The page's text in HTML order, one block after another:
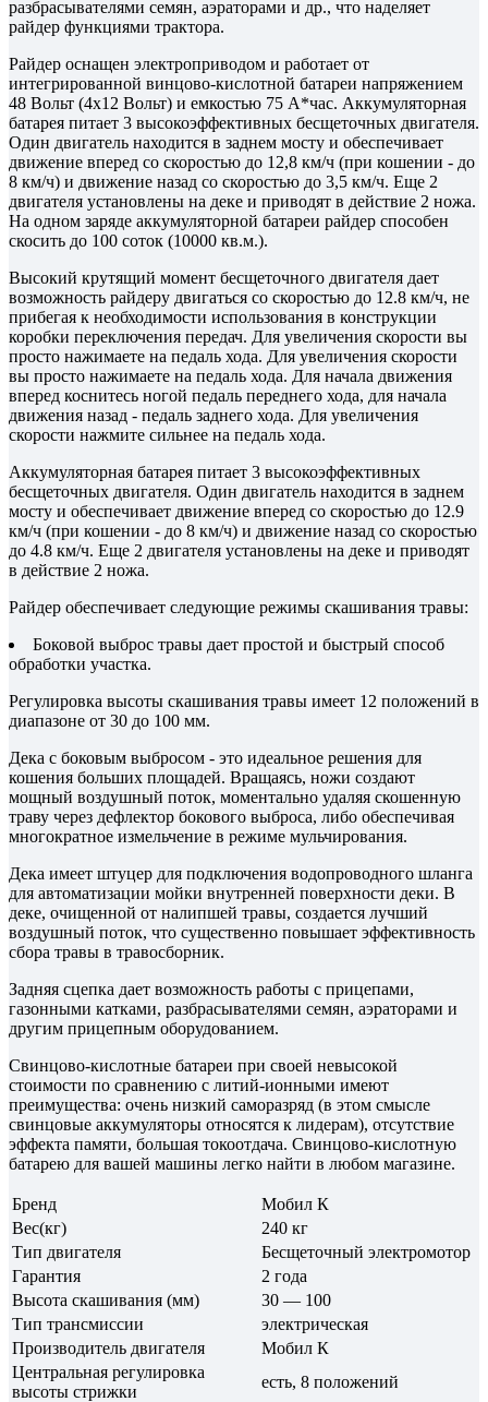
разбрасывателями семян, аэраторами и др., что наделяет
райдер функциями трактора.
Райдер оснащен электроприводом и работает от
интегрированной винцово-кислотной батареи напряжением
48 Вольт (4х12 Вольт) и емкостью 75 А*час. Аккумуляторная
батарея питает 3 высокоэффективных бесщеточных двигателя.
Один двигатель находится в заднем мосту и обеспечивает
движение вперед со скоростью до 12,8 км/ч (при кошении - до
8 км/ч) и движение назад со скоростью до 3,5 км/ч. Еще 2
двигателя установлены на деке и приводят в действие 2 ножа.
На одном заряде аккумуляторной батареи райдер способен
скосить до 100 соток (10000 кв.м.).
Высокий крутящий момент бесщеточного двигателя дает
возможность райдеру двигаться со скоростью до 12.8 км/ч, не
прибегая к необходимости использования в конструкции
коробки переключения передач. Для увеличения скорости вы
просто нажимаете на педаль хода. Для увеличения скорости
вы просто нажимаете на педаль хода. Для начала движения
вперед коснитесь ногой педаль переднего хода, для начала
движения назад - педаль заднего хода. Для увеличения
скорости нажмите сильнее на педаль хода.
Аккумуляторная батарея питает 3 высокоэффективных
бесщеточных двигателя. Один двигатель находится в заднем
мосту и обеспечивает движение вперед со скоростью до 12.9
км/ч (при кошении - до 8 км/ч) и движение назад со скоростью
до 4.8 км/ч. Еще 2 двигателя установлены на деке и приводят
в действие 2 ножа.
Райдер обеспечивает следующие режимы скашивания травы:
Боковой выброс травы дает простой и быстрый способ
обработки участка.
Регулировка высоты скашивания травы имеет 12 положений в
диапазоне от 30 до 100 мм.
Дека с боковым выбросом - это идеальное решения для
кошения больших площадей. Вращаясь, ножи создают
мощный воздушный поток, моментально удаляя скошенную
траву через дефлектор бокового выброса, либо обеспечивая
многократное измельчение в режиме мульчирования.
Дека имеет штуцер для подключения водопроводного шланга
для автоматизации мойки внутренней поверхности деки. В
деке, очищенной от налипшей травы, создается лучший
воздушный поток, что существенно повышает эффективность
сбора травы в травосборник.
Задняя сцепка дает возможность работы с прицепами,
газонными катками, разбрасывателями семян, аэраторами и
другим прицепным оборудованием.
Свинцово-кислотные батареи при своей невысокой
стоимости по сравнению с литий-ионными имеют
преимущества: очень низкий саморазряд (в этом смысле
свинцовые аккумуляторы относятся к лидерам), отсутствие
эффекта памяти, большая токоотдача. Свинцово-кислотную
батарею для вашей машины легко найти в любом магазине.
Бренд
Мобил К
Вес(кг)
240 кг
Тип двигателя
Бесщеточный электромотор
Гарантия
2 года
Высота скашивания (мм)
30 — 100
Тип трансмиссии
электрическая
Производитель двигателя
Мобил К
Центральная регулировка
высоты стрижки
есть, 8 положений